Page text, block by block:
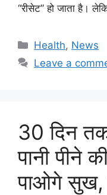
“रीसेट” हो जाता है।
Categories
Health, News
Leave a
30 दिन
पानी पीने
पाओगे सुख,